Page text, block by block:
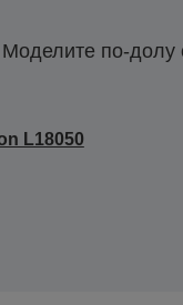
Моделите по-долу
L18050